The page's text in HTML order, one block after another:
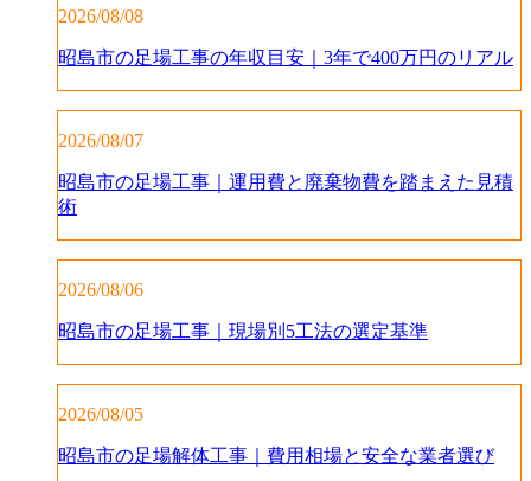
2026/08/08
昭島市の足場工事の年収目安｜3年で400万円のリアル
2026/08/07
昭島市の足場工事｜運用費と廃棄物費を踏まえた見積
術
2026/08/06
昭島市の足場工事｜現場別5工法の選定基準
2026/08/05
昭島市の足場解体工事｜費用相場と安全な業者選び